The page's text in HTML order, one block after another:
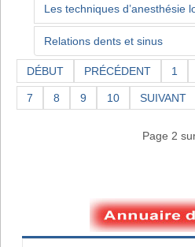
Les techniques d’anesthésie
Relations dents et sinus
DÉBUT PRÉCÉDENT 1
7 8 9 10 SUIVANT
Page 2